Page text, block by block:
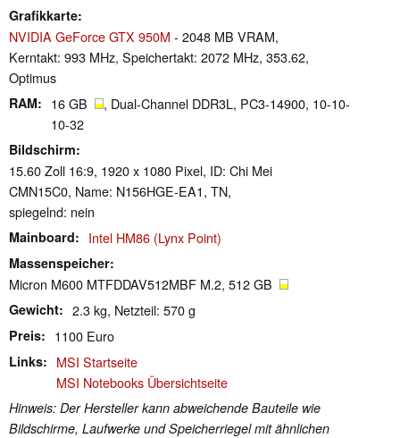
Grafikkarte
NVIDIA GeForce GTX 950M - 2048 MB VRAM,
Kerntakt: 993 MHz, Speichertakt: 2072 MHz, 353.62,
Optimus
RAM 16 GB
, Dual-Channel DDR3L, PC3-14900, 10-10-
10-32
Bildschirm
15.60 Zoll 16:9, 1920 x 1080 Pixel, ID: Chi Mei
CMN15C0, Name: N156HGE-EA1, TN,
spiegelnd: nein
Mainboard Intel HM86 (Lynx Point)
Massenspeicher
Micron M600 MTFDDAV512MBF M.2, 512 GB
Gewicht 2.3 kg, Netzteil: 570 g
Preis 1100 Euro
Links
MSI Startseite
MSI Notebooks Übersichtseite
Hinweis: Der Hersteller kann abweichende Bauteile wie
Bildschirme, Laufwerke und Speicherriegel mit ähnlichen